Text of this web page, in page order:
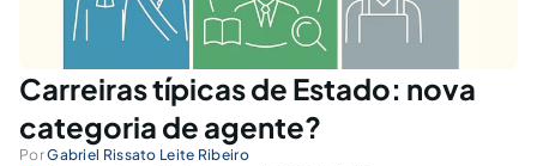
Carreiras típicas de Estado: nova
categoria de agente?
PorGabriel Rissato Leite Ribeiro